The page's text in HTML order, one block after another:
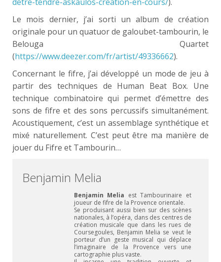
Le mois dernier, j’ai sorti un album de création
originale pour un quatuor de galoubet-tambourin, le
Belouga Quartet
(https://www.deezer.com/fr/artist/49336662).
Concernant le fifre, j’ai développé un mode de jeu à
partir des techniques de Human Beat Box. Une
technique combinatoire qui permet d’émettre des
sons de fifre et des sons percussifs simultanément.
Acoustiquement, c’est un assemblage synthétique et
mixé naturellement. C’est peut être ma manière de
jouer du Fifre et Tambourin…
Benjamin Melia
Benjamin Melia est Tambourinaire et
joueur de fifre de la Provence orientale.
Se produisant aussi bien sur des scènes
nationales, à l’opéra, dans des centres de
création musicale que dans les rues de
Coursegoules, Benjamin Melia se veut le
porteur d’un geste musical qui déplace
l’imaginaire de la Provence vers une
cartographie plus vaste.